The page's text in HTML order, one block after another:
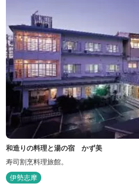
和造りの料理と湯の宿 かず美
寿司割烹料理旅館。
伊勢志摩